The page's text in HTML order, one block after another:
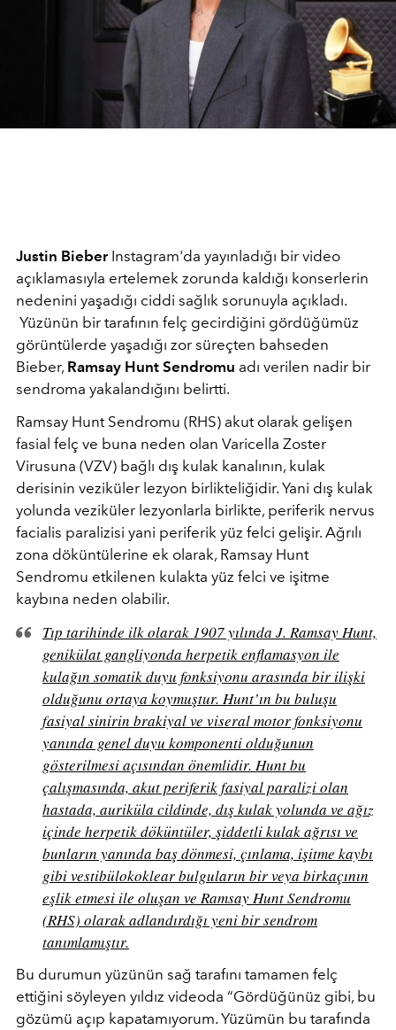
Justin BieberInstagram'da yayınladığı bir video
açıklamasıyla ertelemek zorunda kaldığı konserlerin
nedenini yaşadığı ciddi sağlık sorunuyla açıkladı.
Yüzünün bir tarafının felç gecirdiğini gördüğümüz
görüntülerde yaşadığı zor süreçten bahseden
Bieber, Ramsay Hunt Sendromu adı verilen nadir bir
sendroma yakalandığını belirtti.
Ramsay Hunt Sendromu (RHS) akut olarak gelişen
fasial felç ve buna neden olan Varicella Zoster
Virusuna (VZV) bağlı dış kulak kanalının, kulak
derisinin veziküler lezyon birlikteliğidir. Yani dış kulak
yolunda veziküler lezyonlarla birlikte, periferik nervus
facialis paralizisi yani periferik yüz felci gelişir. Ağrılı
zona döküntülerine ek olarak, Ramsay Hunt
Sendromu etkilenen kulakta yüz felci ve işitme
kaybına neden olabilir.
Tıp tarihinde ilk olarak 1907 yılında J. Ramsay Hunt,
genikülat gangliyonda herpetik enflamasyon ile
kulağın somatik duyu fonksiyonu arasında bir ilişki
olduğunu ortaya koymuştur. Hunt’ın bu buluşu
fasiyal sinirin brakiyal ve viseral motor fonksiyonu
yanında genel duyu komponenti olduğunun
gösterilmesi açısından önemlidir. Hunt bu
çalışmasında, akut periferik fasiyal paralizi olan
hastada, auriküla cildinde, dış kulak yolunda ve ağız
içinde herpetik döküntüler, şiddetli kulak ağrısı ve
bunların yanında baş dönmesi, çınlama, işitme kaybı
gibi vestibülokoklear bulguların bir veya birkaçının
eşlik etmesi ile oluşan ve Ramsay Hunt Sendromu
(RHS) olarak adlandırdığı yeni bir sendrom
tanımlamıştır.
Bu durumun yüzünün sağ tarafını tamamen felç
ettiğini söyleyen yıldız videoda “Gördüğünüz gibi, bu
gözümü açıp kapatamıyorum. Yüzümün bu tarafında